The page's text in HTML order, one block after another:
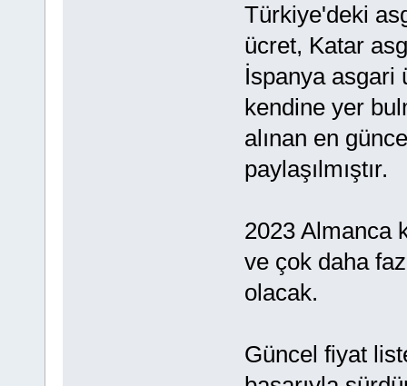
Türkiye'deki
ücret, Katar
İspanya asgari
kendine yer
alınan en
paylaşılmıştır.
2023 Almanca
ve çok daha
olacak.
Güncel fiyat